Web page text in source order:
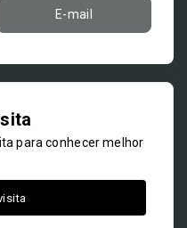
E-mail
para conhecer melhor